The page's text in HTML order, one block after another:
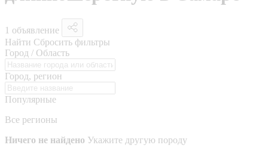
1 объявление
Найти Сбросить фильтры
Город / Область
Город, регион
Популярные
Все регионы
Ничего не найдено Укажите другую породу